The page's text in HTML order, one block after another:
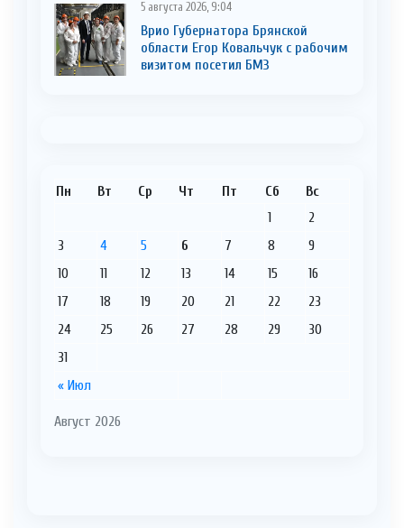
5 августа 2026, 9:04
Врио Губернатора Брянской
области Егор Ковальчук с рабочим
визитом посетил БМЗ
Август 2026
Пн Вт Ср Чт Пт Сб Вс
« Июл
1
2
3
4 5 6 7 8
9
10
11 12 13 14 15
16
17
18 19 20 21 22
23
24
25 26 27 28 29
30
31